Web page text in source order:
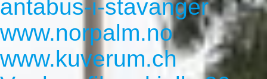
antabus-i-stavanger
www.norpalm.no
www.kuverum.ch